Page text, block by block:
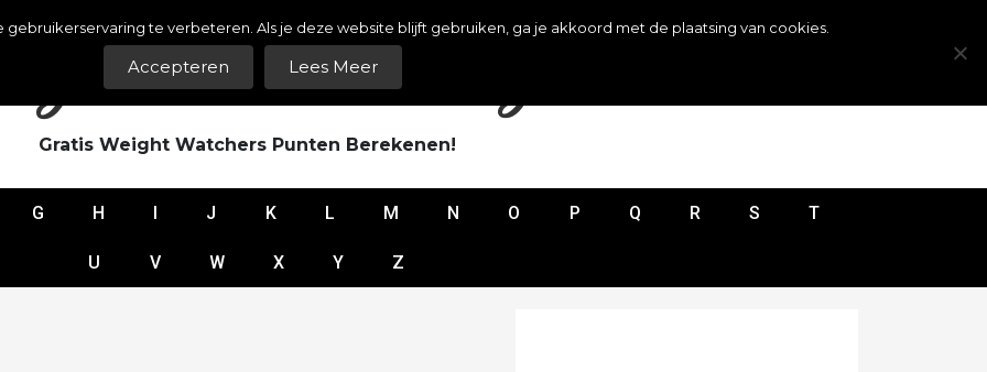
Watchers Puntenlijst
Gratis Weight Watchers Punten Berekenen!
G H I J K L M N O P Q R S T
U V W X Y Z
te verbeteren. Als je deze website blijft gebruiken, ga je akkoord met de plaatsing van cookies.
Accepteren Lees Meer